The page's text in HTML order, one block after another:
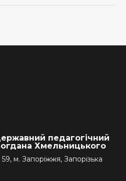
педагогічний
Хмельницького
м. Запоріжжя, Запорізька